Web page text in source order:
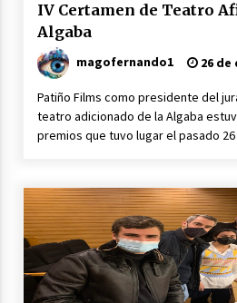
IV Certamen de Teatro
Algaba
magofernando1 26 de
Patiño Films como presidente del
teatro adicionado de la Algaba
premios que tuvo lugar el pasado